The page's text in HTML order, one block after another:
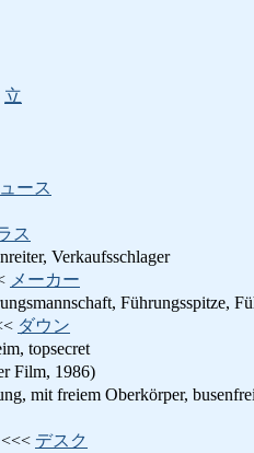
立
ース
ス
Verkaufsschlager
メーカー
Führungsspitze,
ダウン
topsecret
Film, 1986)
mit freiem Oberkörper,
デスク